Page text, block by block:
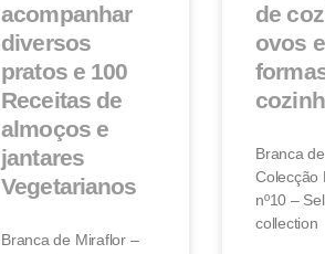
acompanhar
diversos
pratos e 100
Receitas de
almoços e
jantares
Vegetarianos
Branca de Miraflor –
de
ovos
Branca
Colecção
nº10 –
collection